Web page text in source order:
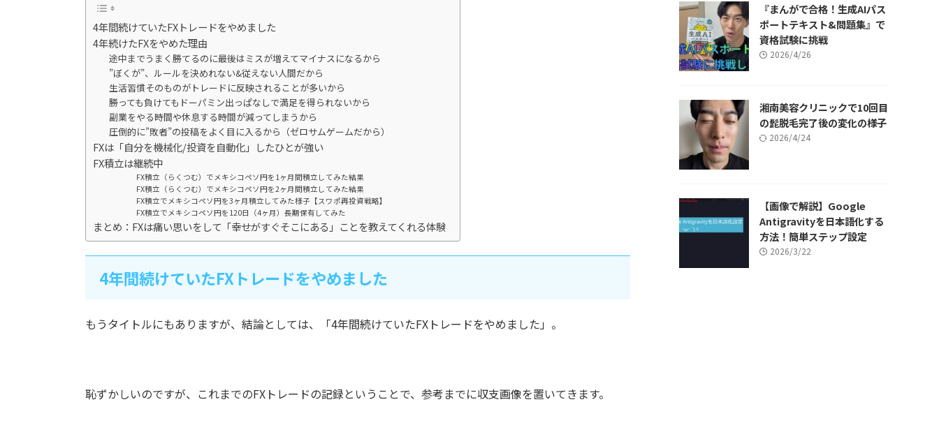
4年間続けていたFXトレードをやめました
4年続けたFXをやめた理由
途中までうまく勝てるのに最後はミスが増えてマイナスになるから
”ぼくが”、ルールを決めれない&従えない人間だから
生活習慣そのものがトレードに反映されることが多いから
勝っても負けてもドーパミン出っぱなしで満足を得られないから
副業をやる時間や休息する時間が減ってしまうから
圧倒的に”敗者”の投稿をよく目に入るから（ゼロサムゲームだから）
FXは「自分を機械化/投資を自動化」したひとが強い
FX積立は継続中
FX積立（らくつむ）でメキシコペソ円を1ヶ月間積立してみた結果
FX積立（らくつむ）でメキシコペソ円を2ヶ月間積立してみた結果
FX積立でメキシコペソ円を3ヶ月積立してみた様子【スワポ再投資戦略】
FX積立でメキシコペソ円を120日（4ヶ月）長期保有してみた
まとめ：FXは痛い思いをして「幸せがすぐそこにある」ことを教えてくれる体験
4年間続けていたFXトレードをやめました
もうタイトルにもありますが、結論としては、「4年間続けていたFXトレードをやめました」。
恥ずかしいのですが、これまでのFXトレードの記録ということで、参考までに収支画像を置いてきます。
『まんがで合格！生成AIパス
ポートテキスト&問題集』で
資格試験に挑戦
2026/4/26
湘南美容クリニックで10回目
の髭脱毛完了後の変化の様子
2026/4/24
【画像で解説】Google
Antigravityを日本語化する
方法！簡単ステップ設定
2026/3/22